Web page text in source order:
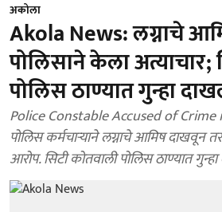
अकोला
Akola News: लग्नाचे
पोलिसाने केला अत्याचार;
पोलिस ठाण्यात गुन्हा
Police Constable Accused of Crime
पोलिस कर्मचाऱ्याने लग्नाचे आमिष दाखवून
आरोप. सिटी कोतवाली पोलिस ठाण्यात